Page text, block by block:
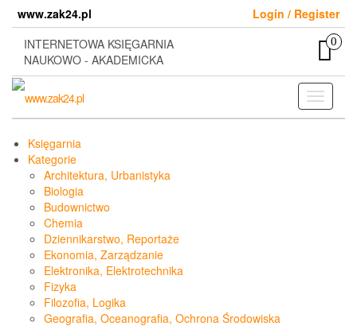
content
www.zak24.pl
Login / Register
INTERNETOWA KSIĘGARNIA
NAUKOWO - AKADEMICKA
0
Toggle
Księgarnia
Kategorie
Architektura, Urbanistyka
Biologia
Budownictwo
Chemia
Dziennikarstwo, Reportaże
Ekonomia, Zarządzanie
Elektronika, Elektrotechnika
Fizyka
Filozofia, Logika
Geografia, Oceanografia, Ochrona Środowiska